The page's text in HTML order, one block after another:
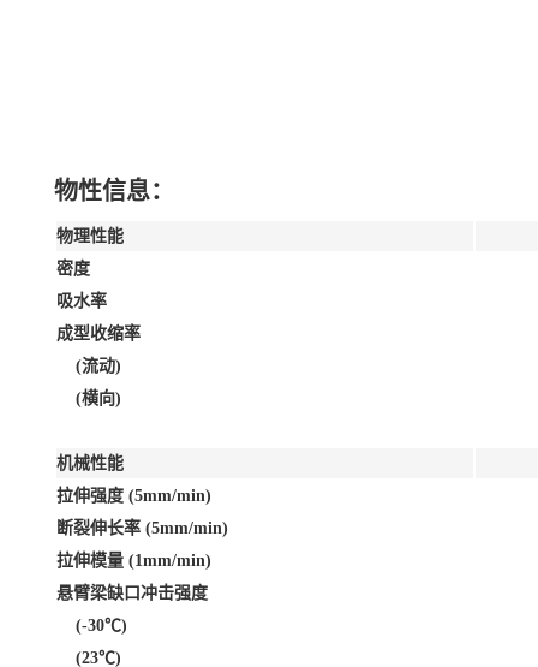
物性信息：
物理性能
密度
吸水率
成型收缩率
(流动)
(横向)
机械性能
拉伸强度 (5mm/min)
断裂伸长率 (5mm/min)
拉伸模量 (1mm/min)
悬臂梁缺口冲击强度
(-30℃)
(23℃)